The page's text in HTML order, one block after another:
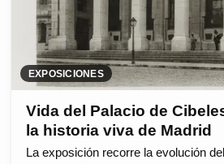
EXPOSICIONES
Vida del Palacio de
la historia viva de Madrid
La exposición recorre la evolución